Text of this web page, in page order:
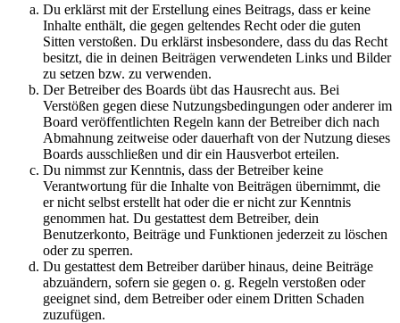
Du erklärst mit der Erstellung eines Beitrags, dass er keine
Inhalte enthält, die gegen geltendes Recht oder die guten
Sitten verstoßen. Du erklärst insbesondere, dass du das Recht
besitzt, die in deinen Beiträgen verwendeten Links und Bilder
zu setzen bzw. zu verwenden.
Der Betreiber des Boards übt das Hausrecht aus. Bei
Verstößen gegen diese Nutzungsbedingungen oder anderer im
Board veröffentlichten Regeln kann der Betreiber dich nach
Abmahnung zeitweise oder dauerhaft von der Nutzung dieses
Boards ausschließen und dir ein Hausverbot erteilen.
Du nimmst zur Kenntnis, dass der Betreiber keine
Verantwortung für die Inhalte von Beiträgen übernimmt, die
er nicht selbst erstellt hat oder die er nicht zur Kenntnis
genommen hat. Du gestattest dem Betreiber, dein
Benutzerkonto, Beiträge und Funktionen jederzeit zu löschen
oder zu sperren.
Du gestattest dem Betreiber darüber hinaus, deine Beiträge
abzuändern, sofern sie gegen o. g. Regeln verstoßen oder
geeignet sind, dem Betreiber oder einem Dritten Schaden
zuzufügen.